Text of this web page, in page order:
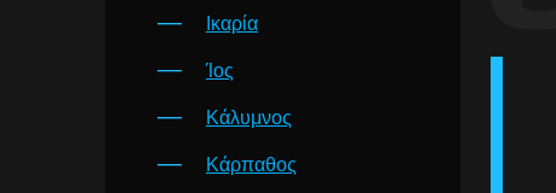
Ικαρία
Ίος
Κάλυμνος
Κάρπαθος